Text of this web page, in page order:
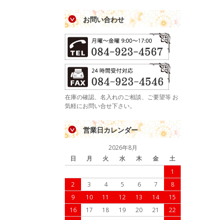
お問い合わせ
在庫の確認、名入れのご相談、ご要望等 お
気軽にお問い合せ下さい。
営業日カレンダー
2026年8月
日
月 火 水 木 金
土
1
2
3 4 5 6 7
8
9
10 11 12 13 14
15
16
17 18 19 20 21
22